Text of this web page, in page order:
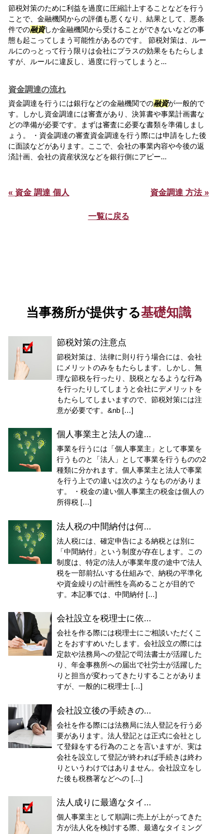
節税対策のために利益を過度に圧縮計上することなどを行う
ことで、金融機関からの評価も悪くなり、結果として、悪条
件での融資しか金融機関から受けることができないなどの事
態も起こってしまう可能性があるのです。 節税対策は、ルー
ルにのっとって行う限りは会社にプラスの効果をもたらしま
すが、ルールに違反し、過度に行ってしまうと...
資金調達の流れ
資金調達を行うには銀行などの金融機関での融資が一般的で
す。しかし資金調達には審査があり、決算書や事業計画書な
どの準備が必要です。まずは審査に必要な書類を準備しまし
ょう。 ・資金調達の審査資金調達を行う際には申請をした後
に面談などがあります。ここで、会社の事業内容や今後の返
済計画、会社の資産状況などを銀行側にアピー...
« 資金 調達 個人 資金調達 方法 »
一覧に戻る
当事務所が提供する基礎知識
節税対策の注意点
節税対策は、法律に則り行う場合には、会社
にメリットのみをもたらします。しかし、無
理な節税を行ったり、脱税となるような行為
を行ったりしてしまうと会社にデメリットを
もたらしてしまいますので、節税対策には注
意が必要です。&nb […]
個人事業主と法人の違...
事業を行うには「個人事業主」として事業を
行うものと「法人」として事業を行うものの2
種類に分かれます。個人事業主と法人で事業
を行う上での違いは次のようなものがありま
す。 ・税金の違い個人事業主の税金は個人の
所得税 […]
法人税の中間納付は何...
法人税には、確定申告による納税とは別に
「中間納付」という制度が存在します。この
制度は、特定の法人が事業年度の途中で法人
税を一部前払いする仕組みで、納税の平準化
や資金繰りの計画性を高めることが目的で
す。本記事では、中間納付 […]
会社設立を税理士に依...
会社を作る際には税理士にご相談いただくこ
とをおすすめいたします。会社設立の際には
定款や法務局への登記で司法書士が活躍した
り、年金事務所への届出で社労士が活躍した
りと担当が変わってきたりすることがありま
すが、一般的に税理士 […]
会社設立後の手続きの...
会社を作る際には法務局に法人登記を行う必
要があります。法人登記とは正式に会社とし
て登録をする行為のことを言いますが、実は
会社を設立して登記が終われば手続きは終わ
りというわけではありません。会社設立をし
た後も税務署などへの […]
法人成りに最適なタイ...
個人事業主として順調に売上が上がってきた
方が法人化を検討する際、最適なタイミング